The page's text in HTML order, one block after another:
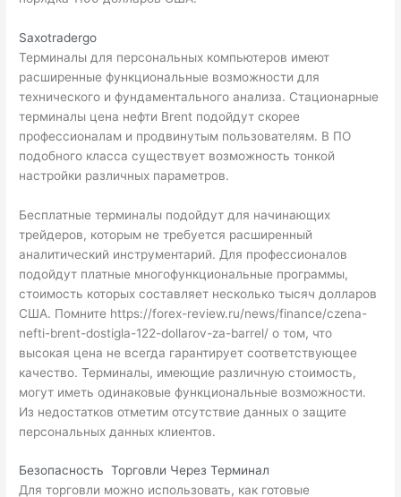
Saxotradergo
Терминалы для персональных компьютеров имеют
расширенные функциональные возможности для
технического и фундаментального анализа. Стационарные
терминалы цена нефти Brent подойдут скорее
профессионалам и продвинутым пользователям. В ПО
подобного класса существует возможность тонкой
настройки различных параметров.
Бесплатные терминалы подойдут для начинающих
трейдеров, которым не требуется расширенный
аналитический инструментарий. Для профессионалов
подойдут платные многофункциональные программы,
стоимость которых составляет несколько тысяч долларов
США. Помните https://forex-review.ru/news/finance/czena-
nefti-brent-dostigla-122-dollarov-za-barrel/ о том, что
высокая цена не всегда гарантирует соответствующее
качество. Терминалы, имеющие различную стоимость,
могут иметь одинаковые функциональные возможности.
Из недостатков отметим отсутствие данных о защите
персональных данных клиентов.
Безопасность Торговли Через Терминал
Для торговли можно использовать, как готовые